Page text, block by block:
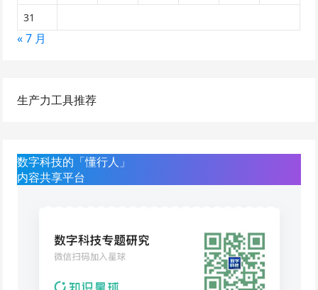
31
« 7 月
生产力工具推荐
数字科技的「懂行人」
内容共享平台